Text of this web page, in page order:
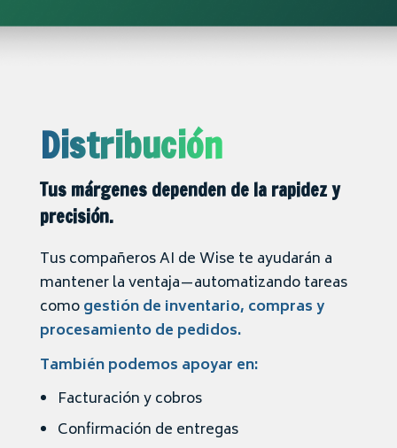
Distribución
Tus márgenes dependen de la rapidez y
precisión.
Tus compañeros AI de Wise te ayudarán a
mantener la ventaja—automatizando tareas
comogestión de inventario, compras y
procesamiento de pedidos.
También podemos apoyar en:
Facturación y cobros
Confirmación de entregas